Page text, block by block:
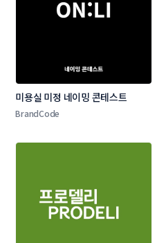
미용실 미정 네이밍 콘테스트
BrandCode